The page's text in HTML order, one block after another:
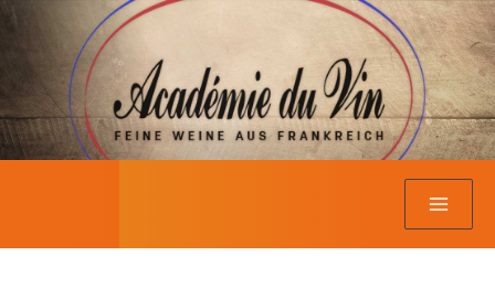
Zum
springen